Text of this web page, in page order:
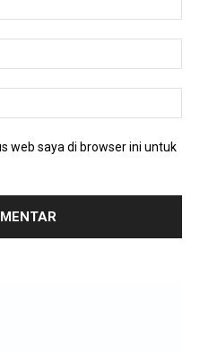
web saya di browser ini untuk